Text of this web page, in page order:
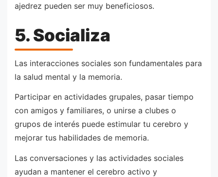
ajedrez pueden ser muy beneficiosos.
5. Socializa
Las interacciones sociales son fundamentales para
la salud mental y la memoria.
Participar en actividades grupales, pasar tiempo
con amigos y familiares, o unirse a clubes o
grupos de interés puede estimular tu cerebro y
mejorar tus habilidades de memoria.
Las conversaciones y las actividades sociales
ayudan a mantener el cerebro activo y